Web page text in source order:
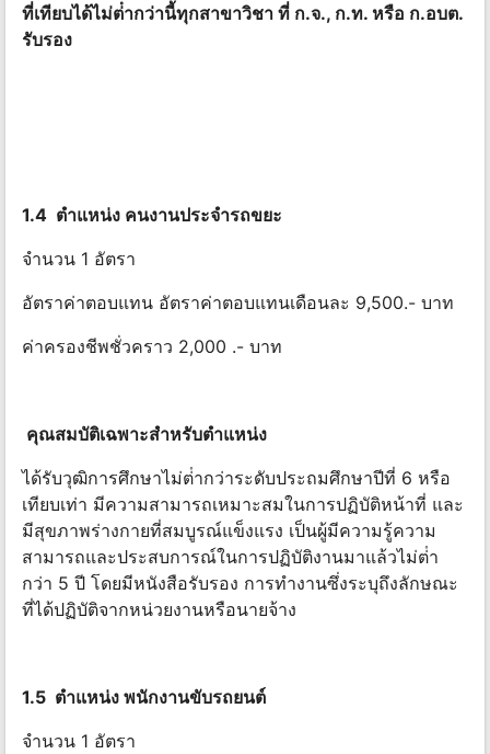
ที่เทียบได้ไม่ต่ํากว่านี้ทุกสาขาวิชา ที่ ก.จ., ก.ท. หรือ ก.อบต.
รับรอง
1.4 ตําแหน่ง คนงานประจํารถขยะ
จำนวน 1 อัตรา
อัตราค่าตอบแทน อัตราค่าตอบแทนเดือนละ 9,500.- บาท
ค่าครองชีพชั่วคราว 2,000 .- บาท
คุณสมบัติเฉพาะสําหรับตําแหน่ง
ได้รับวุฒิการศึกษาไม่ต่ํากว่าระดับประถมศึกษาปีที่ 6 หรือ
เทียบเท่า มีความสามารถเหมาะสมในการปฏิบัติหน้าที่ และ
มีสุขภาพร่างกายที่สมบูรณ์แข็งแรง เป็นผู้มีความรู้ความ
สามารถและประสบการณ์ในการปฏิบัติงานมาแล้วไม่ต่ํา
กว่า 5 ปี โดยมีหนังสือรับรอง การทํางานซึ่งระบุถึงลักษณะ
ที่ได้ปฏิบัติจากหน่วยงานหรือนายจ้าง
1.5 ตําแหน่ง พนักงานขับรถยนต์
จำนวน 1 อัตรา